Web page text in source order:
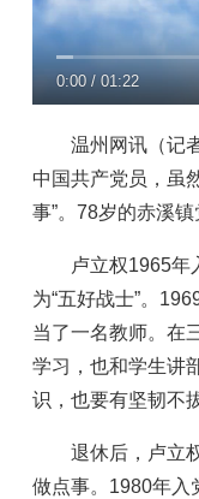
0:00/ 01:22
温州网讯（记者
中国共产党员，虽
事”。78岁的赤溪镇
卢立权1965年入
为“五好战士”。
当了一名教师。在
学习，也和学生讲
识，也要有坚韧不
退休后，卢立权
做点事。1980年入